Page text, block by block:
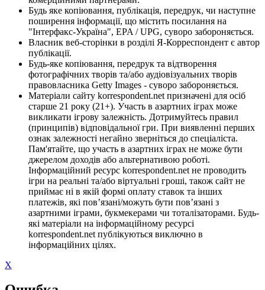
Будь яке копіювання, публікація, передрук, чи наступне
поширення інформації, що містить посилання на
"Інтерфакс-Україна", EPA / UPG, суворо забороняється.
Власник веб-сторінки в розділі Я-Корреспондент є автор
публікації.
Будь-яке копіювання, передрук та відтворення
фотографічних творів та/або аудіовізуальних творів
правовласника Getty Images - суворо забороняється.
Матеріали сайту korrespondent.net призначені для осіб
старше 21 року (21+). Участь в азартних іграх може
викликати ігрову залежність. Дотримуйтесь правил
(принципів) відповідальної гри. При виявленні перших
ознак залежності негайно зверніться до спеціаліста.
Пам'ятайте, що участь в азартних іграх не може бути
джерелом доходів або альтернативою роботі.
Інформаційний ресурс korrespondent.net не проводить
ігри на реальні та/або віртуальні гроші, також сайт не
приймає ні в якій формі оплату ставок та інших
платежів, які пов’язані/можуть бути пов’язані з
азартними іграми, букмекерами чи тоталізаторами. Будь-
які матеріали на інформаційному ресурсі
korrespondent.net публікуються виключно в
інформаційних цілях.
X